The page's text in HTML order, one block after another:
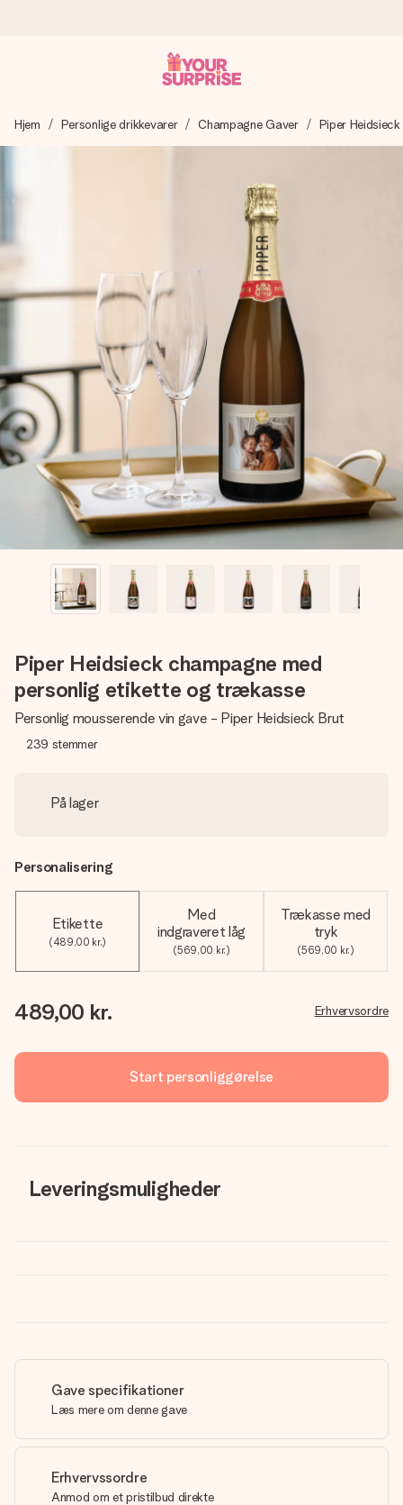
Vi laver din gave med omhu og sender den lynhurtigt – så
du kan give den på det helt rette tidspunkt, når den
4,7 (baseret på +15.000 anmeldelser)
Vores gaver inspirerer. Kunderne giver os 4,7 på Google
Reviews.
Gratis kort med hilsen
Lav noget særligt i blot få trin – med hendes navn, et
billede af dig eller en besked, der går lige i hendes hjerte.
Intet besvær men udelukkende en masse kærlighed i
øjeblikket.
Hjem Personlige drikkevarer Champagne Gaver Piper
Piper Heidsieck champagne med
personlig etikette og trækasse
Personlig mousserende vin gave - Piper Heidsieck Brut
239 stemmer
På lager
Personalisering
Etikette
(489,00 kr.)
Med
indgraveret låg
(569,00 kr.)
Trækasse med
tryk
(569,00 kr.)
489,00 kr. Erhvervsordre
Start personliggørelse
Leveringsmuligheder
Gave specifikationer
Læs mere om denne gave
Erhvervssordre
Anmod om et pristilbud direkte